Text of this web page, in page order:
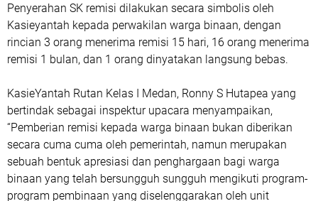
Penyerahan SK remisi dilakukan secara simbolis oleh
Kasieyantah kepada perwakilan warga binaan, dengan
rincian 3 orang menerima remisi 15 hari, 16 orang menerima
remisi 1 bulan, dan 1 orang dinyatakan langsung bebas.
KasieYantah Rutan Kelas I Medan, Ronny S Hutapea yang
bertindak sebagai inspektur upacara menyampaikan,
“Pemberian remisi kepada warga binaan bukan diberikan
secara cuma cuma oleh pemerintah, namun merupakan
sebuah bentuk apresiasi dan penghargaan bagi warga
binaan yang telah bersungguh sungguh mengikuti program-
program pembinaan yang diselenggarakan oleh unit